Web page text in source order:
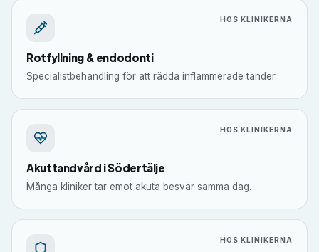
HOS KLINIKERNA
Rotfyllning & endodonti
Specialistbehandling för att rädda inflammerade tänder.
HOS KLINIKERNA
Akuttandvård i Södertälje
Många kliniker tar emot akuta besvär samma dag.
HOS KLINIKERNA